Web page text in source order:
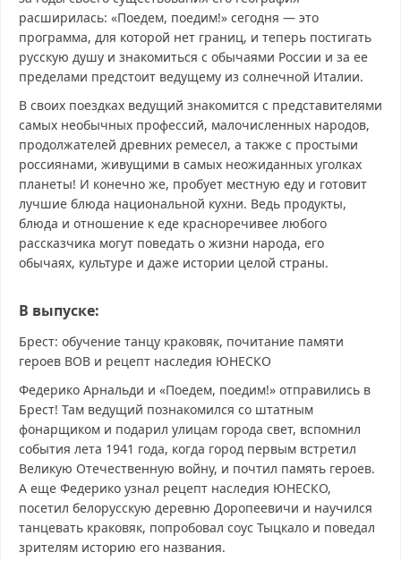
расширилась: «Поедем, поедим!» сегодня — это
программа, для которой нет границ, и теперь постигать
русскую душу и знакомиться с обычаями России и за ее
пределами предстоит ведущему из солнечной Италии.
В своих поездках ведущий знакомится с представителями
самых необычных профессий, малочисленных народов,
продолжателей древних ремесел, а также с простыми
россиянами, живущими в самых неожиданных уголках
планеты! И конечно же, пробует местную еду и готовит
лучшие блюда национальной кухни. Ведь продукты,
блюда и отношение к еде красноречивее любого
рассказчика могут поведать о жизни народа, его
обычаях, культуре и даже истории целой страны.
В выпуске:
Брест: обучение танцу краковяк, почитание памяти
героев ВОВ и рецепт наследия ЮНЕСКО
Федерико Арнальди и «Поедем, поедим!» отправились в
Брест! Там ведущий познакомился со штатным
фонарщиком и подарил улицам города свет, вспомнил
события лета 1941 года, когда город первым встретил
Великую Отечественную войну, и почтил память героев.
А еще Федерико узнал рецепт наследия ЮНЕСКО,
посетил белорусскую деревню Доропеевичи и научился
танцевать краковяк, попробовал соус Тыцкало и поведал
зрителям историю его названия.